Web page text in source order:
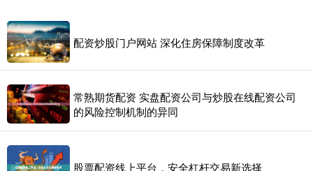
配资炒股门户网站 深化住房保障制度改革
常熟期货配资 实盘配资公司与炒股在线配资公司
的风险控制机制的异同
股票配资线上平台，安全杠杆交易新选择